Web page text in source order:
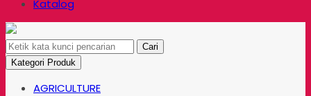
Katalog
Cari
Kategori Produk
AGRICULTURE